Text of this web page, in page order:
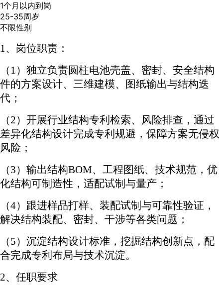
1个月以内到岗
25-35周岁
不限性别
1、 岗位职责：
（ 1） 独立负责圆柱电池壳盖、密封、安全结构
件的方案设计、三维建模、图纸输出与结构迭
代；
（2） 开展行业结构专利检索、风险排查，通过
差异化结构设计完成专利规避，保障方案无侵权
风险；
（3） 输出结构BOM、工程图纸、技术规范，优
化结构可制造性，适配试制与量产；
（4） 跟进样品打样、装配试制与可靠性验证，
解决结构装配、密封、干涉等各类问题；
（5） 沉淀结构设计标准，挖掘结构创新点，配
合完成专利布局与技术沉淀。
2、任职要求